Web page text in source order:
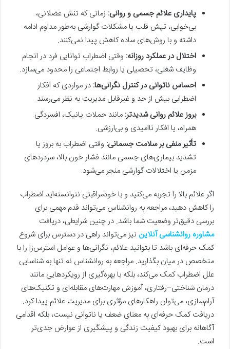
پایداری علائم جسمی و روانی: زمانی که تنش عضلانی،
بی‌خوابی، تپش قلب یا مشکلات گوارشی به‌طور مداوم ادامه
داشته و با روش‌های ساده کاهش پیدا نمی‌کنند.
اختلال در عملکرد روزانه: وقتی اضطراب توانایی فرد در انجام
وظایف شغلی، تحصیلی یا روابط اجتماعی را محدود می‌سازد.
احساس ناتوانی در کنترل نگرانی‌ها: در مواردی که افکار
اضطرابی بیش از حد و غیرقابل مدیریت به نظر می‌رسند.
بروز علائم روانی شدیدتر: مانند حملات پانیک، افسردگی
همراه، یا افکار ناامیدی و بی‌ارزشی.
تأثیر منفی بر سلامت جسمانی: وقتی اضطراب به بروز یا
تشدید بیماری‌های جسمی مانند فشار خون بالا، سردردهای
مزمن یا اختلالات گوارشی منجر می‌شود.
اگر علائم بالا را تجربه می‌کنید و با خودمراقبتی نتوانسته‌اید اضطراب
را کاهش دهید، مراجعه به روانشناس می‌تواند قدم مهمی برای
بررسی دقیق‌تر وضعیت شما باشد. در چنین شرایطی، دریافت
مشاوره روانشناسی آنلاین نیز می‌تواند راهی در دسترس برای شروع
کمک حرفه‌ای باشد تا بتوانید علائم، نگرانی‌ها و عوامل استرس‌زا را با
متخصص در میان بگذارید. مراجعه به روانشناس نه تنها به شناسایی
علل اضطراب کمک می‌کند، بلکه با بهره‌گیری از رویکردهایی مانند
درمان شناختی–رفتاری، آموزش مهارت‌های مقابله‌ای و تکنیک‌های
آرام‌سازی، می‌توان راهکارهای مؤثری برای مدیریت علائم پیدا کرد.
دریافت کمک حرفه‌ای به معنای ضعف یا ناتوانی نیست، بلکه اقدامی
آگاهانه برای بهبود کیفیت زندگی و پیشگیری از عوارض جدی‌تر
است.